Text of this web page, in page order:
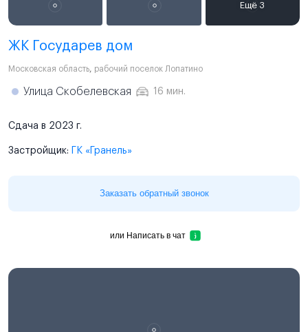
ЖК Государев дом
Московская область, рабочий поселок Лопатино
Улица Скобелевская 16 мин.
Сдача в 2023 г.
Застройщик: ГК «Гранель»
Заказать обратный звонок
или Написать в чат